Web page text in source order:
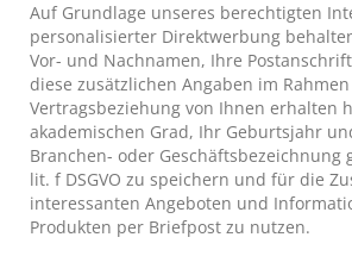
Auf Grundlage unseres berechtigten
personalisierter Direktwerbung
Vor- und Nachnamen, Ihre
diese zusätzlichen Angaben im
Vertragsbeziehung von Ihnen erhalten
akademischen Grad, Ihr Geburtsjahr
Branchen- oder Geschäftsbezeichnung
lit. f DSGVO zu speichern und für die
interessanten Angeboten und
Produkten per Briefpost zu nutzen.